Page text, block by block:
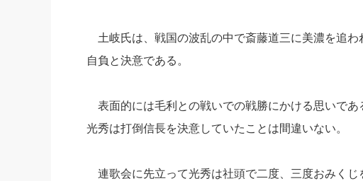
土岐氏は、戦国の波乱の中で斎藤道三に美濃を追
自負と決意である。
表面的には毛利との戦いでの戦勝にかける思いであ
光秀は打倒信長を決意していたことは間違いない。
連歌会に先立って光秀は社頭で二度、三度おみくじ